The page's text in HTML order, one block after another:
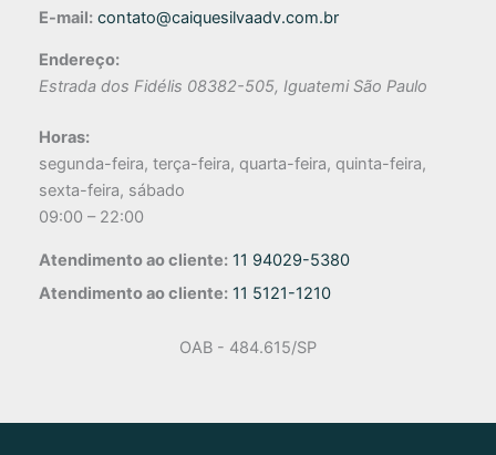
E-mail: contato@caiquesilvaadv.com.br
Endereço:
Estrada dos Fidélis 08382-505, Iguatemi São Paulo
Horas:
segunda-feira, terça-feira, quarta-feira, quinta-feira,
sexta-feira, sábado
09:00 – 22:00
Atendimento ao cliente: 11 94029-5380
Atendimento ao cliente: 11 5121-1210
OAB - 484.615/SP